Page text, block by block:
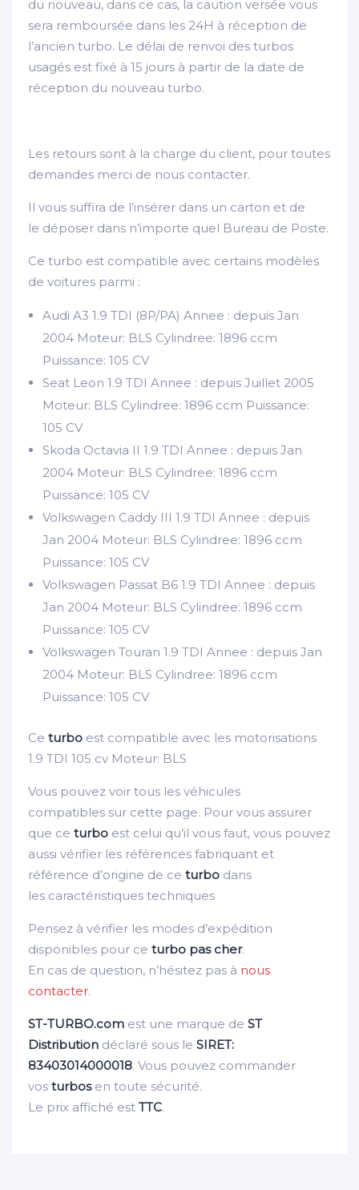
du nouveau, dans ce cas, la caution versée vous
sera remboursée dans les 24H à réception de
l’ancien turbo. Le délai de renvoi des turbos
usagés est fixé à 15 jours à partir de la date de
réception du nouveau turbo.
Les retours sont à la charge du client, pour toutes
demandes merci de nous contacter.
Il vous suffira de l’insérer dans un carton et de
le déposer dans n’importe quel Bureau de Poste.
Ce turbo est compatible avec certains modèles
de voitures parmi :
Audi A3 1.9 TDI (8P/PA) Annee : depuis Jan
2004 Moteur: BLS Cylindree: 1896 ccm
Puissance: 105 CV
Seat Leon 1.9 TDI Annee : depuis Juillet 2005
Moteur: BLS Cylindree: 1896 ccm Puissance:
105 CV
Skoda Octavia II 1.9 TDI Annee : depuis Jan
2004 Moteur: BLS Cylindree: 1896 ccm
Puissance: 105 CV
Volkswagen Caddy III 1.9 TDI Annee : depuis
Jan 2004 Moteur: BLS Cylindree: 1896 ccm
Puissance: 105 CV
Volkswagen Passat B6 1.9 TDI Annee : depuis
Jan 2004 Moteur: BLS Cylindree: 1896 ccm
Puissance: 105 CV
Volkswagen Touran 1.9 TDI Annee : depuis Jan
2004 Moteur: BLS Cylindree: 1896 ccm
Puissance: 105 CV
Ce turbo est compatible avec les motorisations
1.9 TDI 105 cv Moteur: BLS
Vous pouvez voir tous les véhicules
compatibles sur cette page. Pour vous assurer
que ce turbo est celui qu’il vous faut, vous pouvez
aussi vérifier les références fabriquant et
référence d’origine de ce turbo dans
les caractéristiques techniques
Pensez à vérifier les modes d’expédition
disponibles pour ce turbo pas cher.
En cas de question, n’hésitez pas à nous
contacter.
ST-TURBO.com est une marque de ST
Distribution déclaré sous le SIRET:
83403014000018. Vous pouvez commander
vos turbosen toute sécurité.
Le prix affiché est TTC.